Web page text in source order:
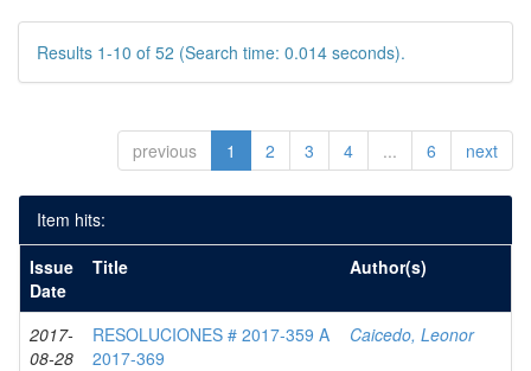
Results 1-10 of 52 (Search time: 0.014 seconds).
previous 1 2 3 4 ... 6 next
Item hits:
Issue
Date
Title Author(s)
2017-
08-28
RESOLUCIONES # 2017-359 A
2017-369
Caicedo, Leonor